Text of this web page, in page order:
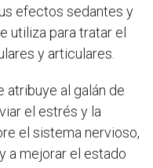
efectos sedantes y
utiliza para tratar el
y articulares.
atribuye al galán de
el estrés y la
el sistema nervioso,
a mejorar el estado